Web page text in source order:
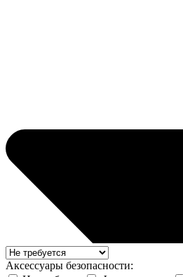
Аксессуары безопасности: